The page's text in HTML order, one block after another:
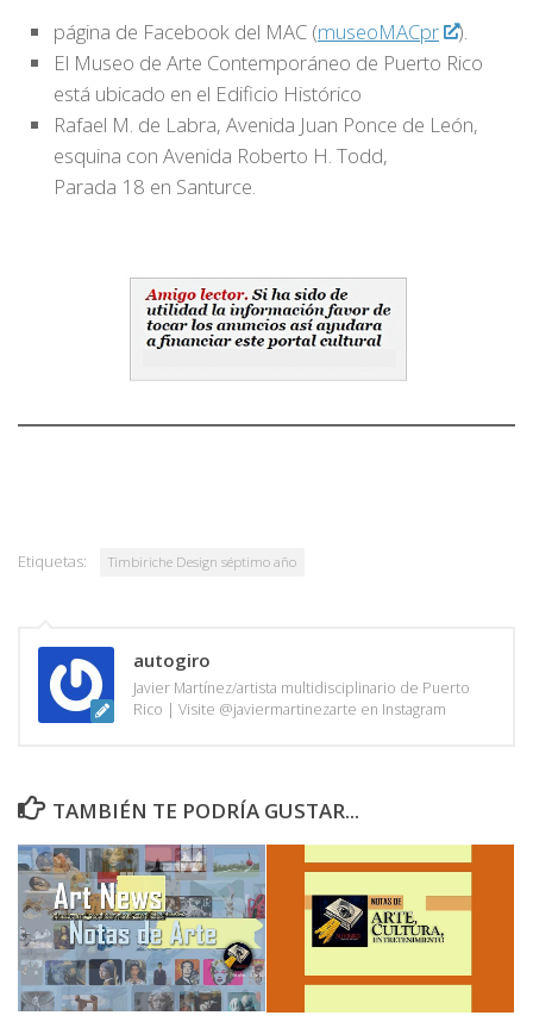
página de Facebook del MAC (museoMACpr
).
El Museo de Arte Contemporáneo de Puerto Rico
está ubicado en el Edificio Histórico
Rafael M. de Labra, Avenida Juan Ponce de León,
esquina con Avenida Roberto H. Todd,
Parada 18 en Santurce.
Etiquetas: Timbiriche Design séptimo año
autogiro
Javier Martínez/artista multidisciplinario de Puerto
Rico | Visite @javiermartinezarte en Instagram
TAMBIÉN TE PODRÍA GUSTAR...